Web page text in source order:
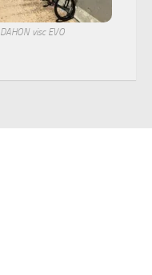
DAHON visc EVO